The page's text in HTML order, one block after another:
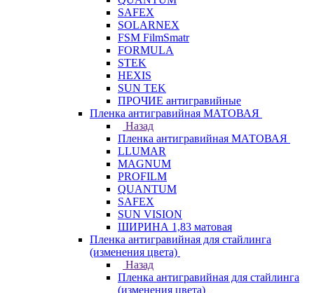
SAFEX
SOLARNEX
FSM FilmSmatr
FORMULA
STEK
HEXIS
SUN TEK
ПРОЧИЕ антигравийные
Пленка антигравийная МАТОВАЯ
Назад
Пленка антигравийная МАТОВАЯ
LLUMAR
MAGNUM
PROFILM
QUANTUM
SAFEX
SUN VISION
ШИРИНА 1,83 матовая
Пленка антигравийная для стайлинга
(изменения цвета)
Назад
Пленка антигравийная для стайлинга
(изменения цвета)